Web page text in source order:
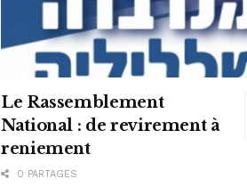
Le Rassemblement
National : de revirement à
reniement
0 PARTAGES